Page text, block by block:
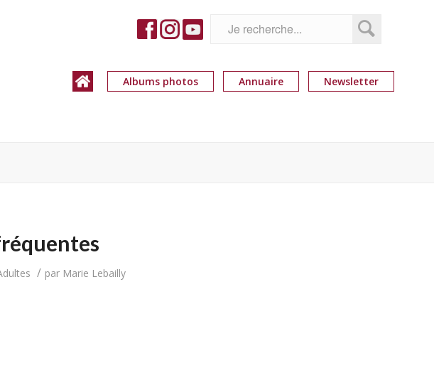
Albums photos Annuaire Newsletter
/ par Marie Lebailly